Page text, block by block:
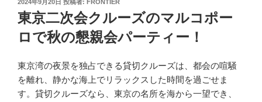
稿
日:
2024年9月20日 投稿者: FRONTIER
東京二次会クルーズのマルコポー
ロで秋の懇親会パーティー！
東京湾の夜景を独占できる貸切クルーズは、都会の喧騒
を離れ、静かな海上でリラックスした時間を過ごせま
す。貸切クルーズなら、東京の名所を海から一望でき、